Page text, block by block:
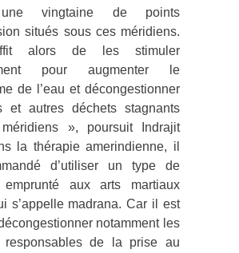
vingtaine de points
situés sous ces méridiens.
alors de les stimuler
pour augmenter le
de l’eau et décongestionner
et autres déchets stagnants
», poursuit Indrajit
la thérapie amerindienne, il
d’utiliser un type de
emprunté aux arts martiaux
s’appelle madrana. Car il est
notamment les
responsables de la prise au